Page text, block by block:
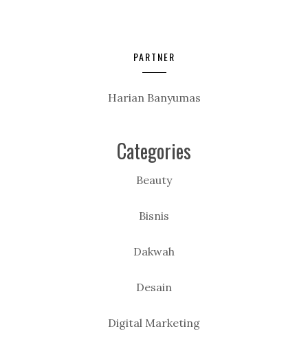
PARTNER
Harian Banyumas
Categories
Beauty
Bisnis
Dakwah
Desain
Digital Marketing